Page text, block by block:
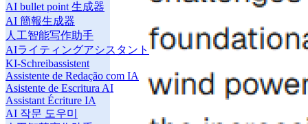
AI bullet point 生成器
AI 簡報生成器
人工智能写作助手
AIライティングアシスタント
KI-Schreibassistent
Assistente de Redação com IA
Asistente de Escritura AI
Assistant Écriture IA
AI 작문 도우미